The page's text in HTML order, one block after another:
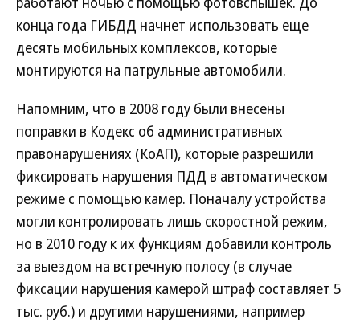
конца года ГИБДД начнет использовать еще
десять мобильных комплексов, которые
монтируются на патрульные автомобили.
Напомним, что в 2008 году были внесены
поправки в Кодекс об административных
правонарушениях (КоАП), которые разрешили
фиксировать нарушения ПДД в автоматическом
режиме с помощью камер. Поначалу устройства
могли контролировать лишь скоростной режим,
но в 2010 году к их функциям добавили контроль
за выездом на встречную полосу (в случае
фиксации нарушения камерой штраф составляет 5
тыс. руб.) и другими нарушениями, например